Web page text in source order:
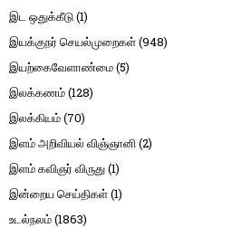
இட ஒதுக்கீடு(1)
இயக்குநர் செயல்முறைகள்(948)
இயற்கைவேளாண்மை(5)
இலக்கணம்(128)
இலக்கியம்(70)
இளம் அறிவியல் விஞ்ஞானி(2)
இளம் கவிஞர் விருது(1)
இன்றைய செய்திகள்(1)
உடல்நலம்(1863)